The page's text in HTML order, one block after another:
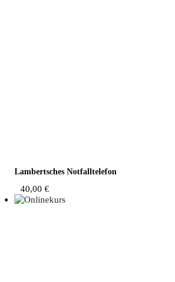
Lam­bert­sches Notfalltelefon
40,00 €